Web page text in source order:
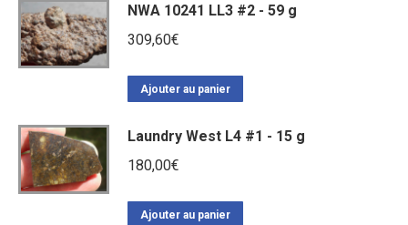
NWA 10241 LL3 #2 - 59 g
309,60€
Ajouter au panier
Laundry West L4 #1 - 15 g
180,00€
Ajouter au panier